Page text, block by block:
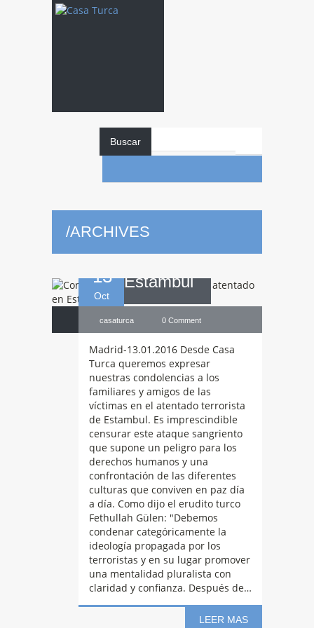
Buscar
/ARCHIVES
13
Oct
a las víctimas del
atentado en
Estambul
casaturca 0 Comment
Madrid-13.01.2016 Desde Casa
Turca queremos expresar
nuestras condolencias a los
familiares y amigos de las
víctimas en el atentado terrorista
de Estambul. Es imprescindible
censurar este ataque sangriento
que supone un peligro para los
derechos humanos y una
confrontación de las diferentes
culturas que conviven en paz día
a día. Como dijo el erudito turco
Fethullah Gülen: "Debemos
condenar categóricamente la
ideología propagada por los
terroristas y en su lugar promover
una mentalidad pluralista con
claridad y confianza. Después de…
LEER MAS